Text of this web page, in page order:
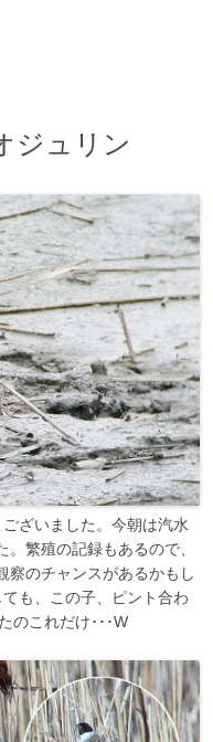
ジュリン
ざいました。今朝は汽水
繁殖の記録もあるので、
察のチャンスがあるかもし
も、この子、ピント合わ
のこれだけ･･･W